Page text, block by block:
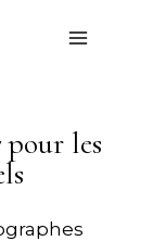
pour les